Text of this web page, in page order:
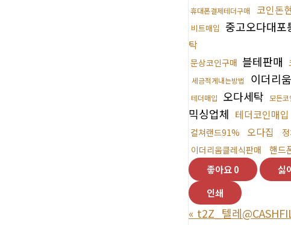
휴대폰결제테더구매 코인돈
비트매입 중고오다대포
탁
문상코인구매 블테판매
세금적게내는방법 이더리
테더매입 오다세탁 모든코
믹싱업체 테더코인매입
컬쳐랜드91%
오다집
이더리움클레식판매 핸드
좋아요0 싫
인쇄
« t2Z_텔레